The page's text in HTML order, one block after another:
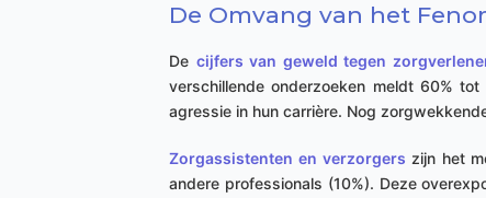
De Omvang van het
De cijfers van geweld tegen
verschillende onderzoeken meldt 60%
agressie in hun carrière. Nog
Zorgassistenten en verzorgers zijn het
andere professionals (10%). Deze